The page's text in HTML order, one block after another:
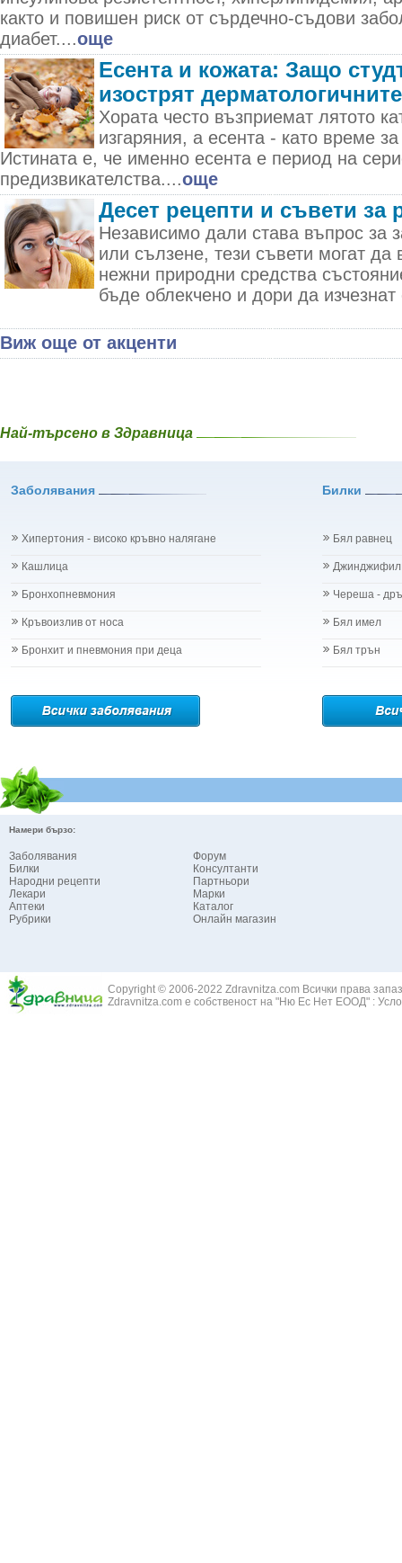
както и повишен риск от сърдечно-съдови
диабет....още
Есента и кожата: Защо
изострят
Хората често възприемат лятото
изгаряния, а есента - като време
Истината е, че именно есента е период на
предизвикателства....още
Десет рецепти и съвети за
Независимо дали става въпрос за
или сълзене, тези съвети могат
нежни природни средства
бъде облекчено и дори да
Виж още от акценти
Най-търсено в Здравница
Заболявания Билки
Хипертония - високо кръвно налягане
Кашлица
Бронхопневмония
Кръвоизлив от носа
Бронхит и пневмония при деца
Бял равнец
Джинджифил
Череша -
Бял имел
Бял трън
Намери бързо:
Заболявания
Билки
Народни рецепти
Лекари
Аптеки
Рубрики
Форум
Консултанти
Партньори
Марки
Каталог
Онлайн магазин
Copyright © 2006-2022 Zdravnitza.com Всички права
Zdravnitza.com е собственост на "Ню Ес Нет ЕООД" :